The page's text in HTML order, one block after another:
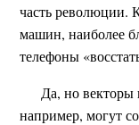
часть революции.
машин, наиболее
телефоны
Да, но векторы
например, могут